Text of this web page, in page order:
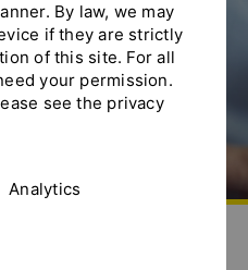
By law, we may
if they are strictly
of this site. For all
your permission.
see the privacy
Analytics